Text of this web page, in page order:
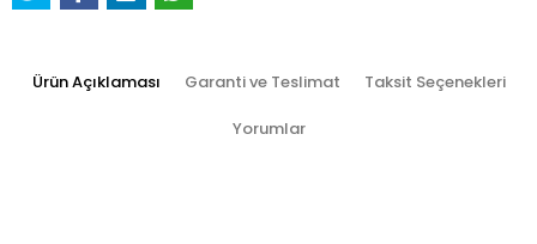
Ürün Açıklaması Garanti ve Teslimat Taksit Seçenekleri
Yorumlar